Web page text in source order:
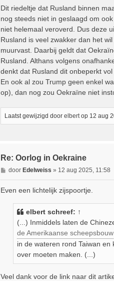
Dit riedeltje dat Rusland binnen
nog steeds niet in geslaagd om
niet helemaal veroverd. Dus deze
Rusland is veel zwakker dan het
muurvast. Daarbij geldt dat
Rusland. Althans volgens
denkt dat Rusland dit onbeperkt
En ook al zou Trump geen enkel
op), dan nog zou Oekraïne niet
Laatst gewijzigd door elbert op 12 aug
Re: Oorlog in Oekraine
B
e
door Edelweiss » 12 aug 2025, 11:58
Even een lichtelijk zijspoortje.
elbert schreef: ↑
(...) Inmiddels laten de
de Amerikaanse scheepsbouw
in de wateren rond Taiwan
over moeten maken. (...)
Veel dank voor de link naar dit